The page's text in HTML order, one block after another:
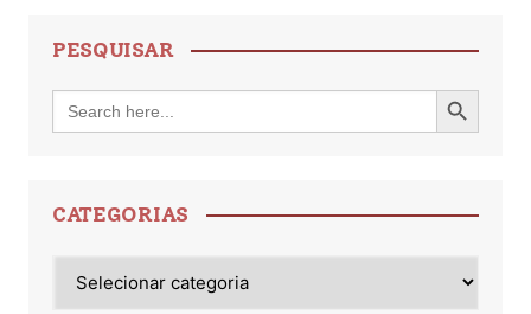
PESQUISAR
Search
for:
Search Button
CATEGORIAS